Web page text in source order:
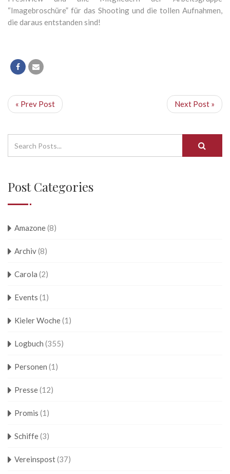
“Imagebroschüre” für das Shooting und die tollen Aufnahmen,
die daraus entstanden sind!
« Prev Post Next Post »
Post Categories
Amazone(8)
Archiv(8)
Carola (2)
Events (1)
Kieler Woche(1)
Logbuch (355)
Personen (1)
Presse(12)
Promis (1)
Schiffe(3)
Vereinspost(37)